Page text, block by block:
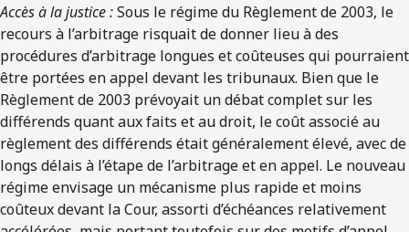
Accès à la justice :Sous le régime du Règlement de 2003, le
recours à l’arbitrage risquait de donner lieu à des
procédures d’arbitrage longues et coûteuses qui pourraient
être portées en appel devant les tribunaux. Bien que le
Règlement de 2003 prévoyait un débat complet sur les
différends quant aux faits et au droit, le coût associé au
règlement des différends était généralement élevé, avec de
longs délais à l’étape de l’arbitrage et en appel. Le nouveau
régime envisage un mécanisme plus rapide et moins
coûteux devant la Cour, assorti d’échéances relativement